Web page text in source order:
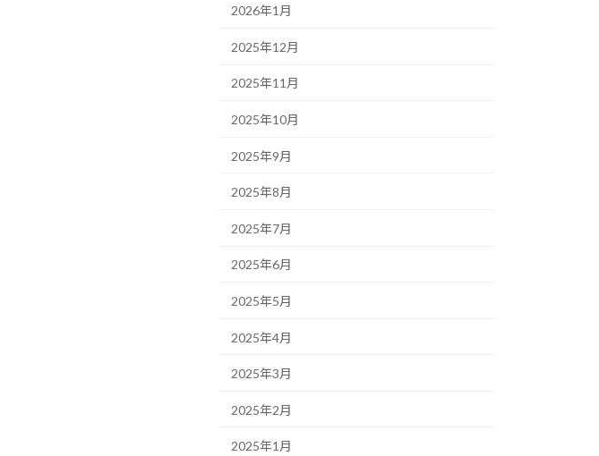
2026年1月
2025年12月
2025年11月
2025年10月
2025年9月
2025年8月
2025年7月
2025年6月
2025年5月
2025年4月
2025年3月
2025年2月
2025年1月